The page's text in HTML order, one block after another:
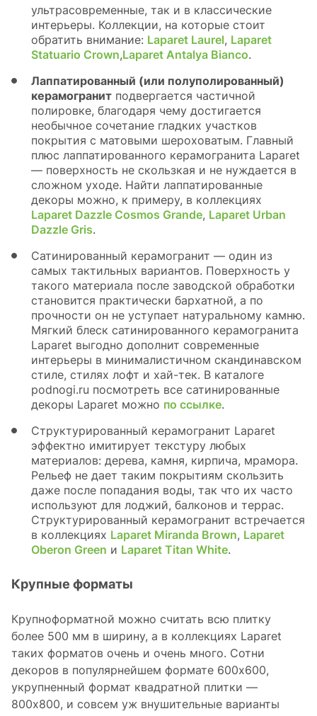
ультрасовременные, так и в классические
интерьеры. Коллекции, на которые стоит
обратить внимание: Laparet Laurel, Laparet
Statuario Crown,Laparet Antalya Bianco.
Лаппатированный (или полуполированный)
керамогранит подвергается частичной
полировке, благодаря чему достигается
необычное сочетание гладких участков
покрытия с матовыми шероховатым. Главный
плюс лаппатированного керамогранита Laparet
— поверхность не скользкая и не нуждается в
сложном уходе. Найти лаппатированные
декоры можно, к примеру, в коллекциях
Laparet Dazzle Cosmos Grande, Laparet Urban
Dazzle Gris.
Сатинированный керамогранит — один из
самых тактильных вариантов. Поверхность у
такого материала после заводской обработки
становится практически бархатной, а по
прочности он не уступает натуральному камню.
Мягкий блеск сатинированного керамогранита
Laparet выгодно дополнит современные
интерьеры в минималистичном скандинавском
стиле, стилях лофт и хай-тек. В каталоге
podnogi.ru посмотреть все сатинированные
декоры Laparet можно по ссылке.
Структурированный керамогранит Laparet
эффектно имитирует текстуру любых
материалов: дерева, камня, кирпича, мрамора.
Рельеф не дает таким покрытиям скользить
даже после попадания воды, так что их часто
используют для лоджий, балконов и террас.
Структурированный керамогранит встречается
в коллекциях Laparet Miranda Brown, Laparet
Oberon Green и Laparet Titan White.
Крупные форматы
Крупноформатной можно считать всю плитку
более 500 мм в ширину, а в коллекциях Laparet
таких форматов очень и очень много. Сотни
декоров в популярнейшем формате 600x600,
укрупненный формат квадратной плитки —
800x800, и совсем уж внушительные варианты